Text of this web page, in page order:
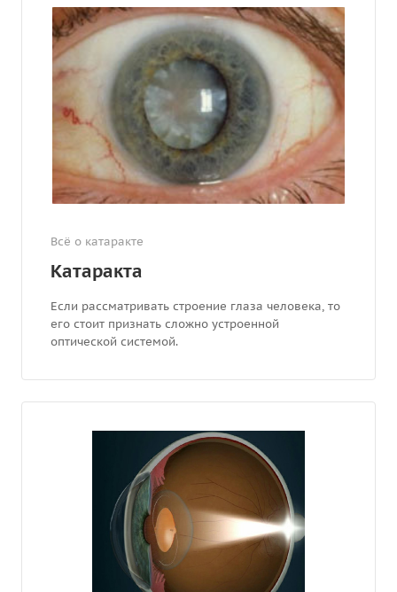
Всё о катаракте
Катаракта
Если рассматривать строение глаза человека, то
его стоит признать сложно устроенной
оптической системой.